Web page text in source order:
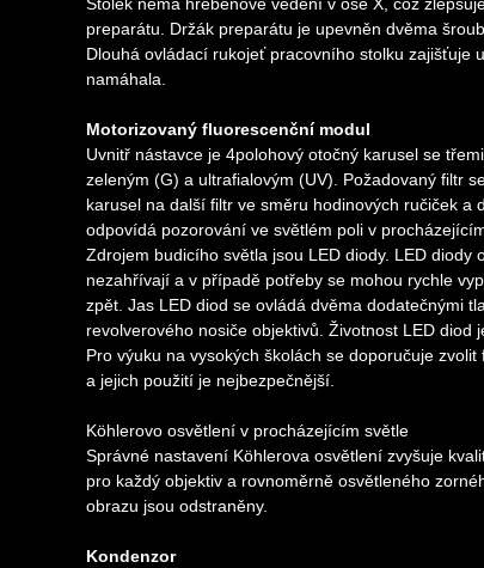
preparátu. Držák preparátu je upevněn dvěma
Dlouhá ovládací rukojeť pracovního stolku zajišťuje
namáhala.
Motorizovaný fluorescenční modul
Uvnitř nástavce je 4polohový otočný karusel se
zeleným (G) a ultrafialovým (UV). Požadovaný filtr
karusel na další filtr ve směru hodinových ručiček
odpovídá pozorování ve světlém poli v
Zdrojem budicího světla jsou LED diody. LED
nezahřívají a v případě potřeby se mohou rychle
zpět. Jas LED diod se ovládá dvěma dodatečnými
revolverového nosiče objektivů. Životnost LED diod
Pro výuku na vysokých školách se doporučuje
a jejich použití je nejbezpečnější.
Köhlerovo osvětlení v procházejícím světle
Správné nastavení Köhlerova osvětlení zvyšuje
pro každý objektiv a rovnoměrně osvětleného
obrazu jsou odstraněny.
Kondenzor